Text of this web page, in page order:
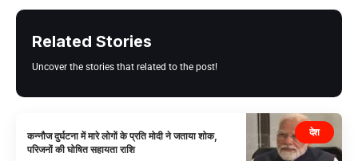
Related Stories
Uncover the stories that related to the post!
देश
कन्नौज दुर्घटना में मारे लोगों के प्रति मोदी ने जताया शोक,
परिजनों की घोषित सहायता राशि